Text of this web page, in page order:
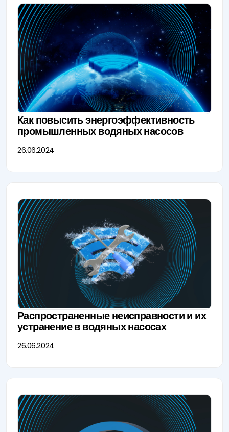
Как повысить энергоэффективность
промышленных водяных насосов
26.06.2024
Распространенные неисправности и их
устранение в водяных насосах
26.06.2024